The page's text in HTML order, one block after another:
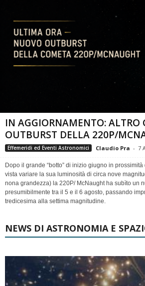
IN AGGIORNAMENTO: ALTRO
OUTBURST DELLA 220P/
Effemeridi ed Eventi Astronomici Claudio Pra - 7
Dopo il grande “botto” di inizio giugno in
vista variare la sua luminosità di circa nove
nona grandezza) la 220P/ McNaught ha subìto un
presumibilmente tra il 5 e il 6 agosto, passando
tredicesima alla settima magnitudine.
NEWS DI ASTRONOMIA E